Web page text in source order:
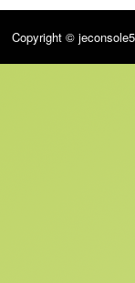
Copyright ©